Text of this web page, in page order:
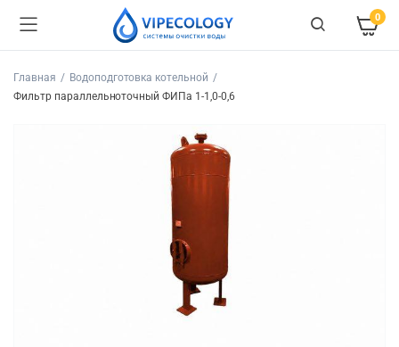
0
Главная
Водоподготовка котельной
Фильтр параллельноточный ФИПа 1-1,0-0,6